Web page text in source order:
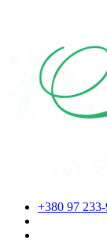
+380 97